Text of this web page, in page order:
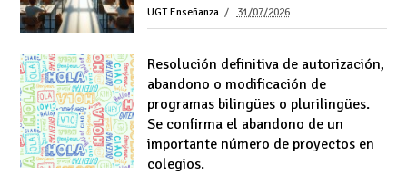
UGT Enseñanza 31/07/2026
Resolución definitiva de autorización,
abandono o modificación de
programas bilingües o plurilingües.
Se confirma el abandono de un
importante número de proyectos en
colegios.